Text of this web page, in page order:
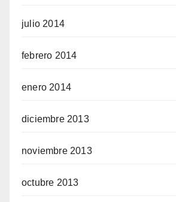
julio 2014
febrero 2014
enero 2014
diciembre 2013
noviembre 2013
octubre 2013